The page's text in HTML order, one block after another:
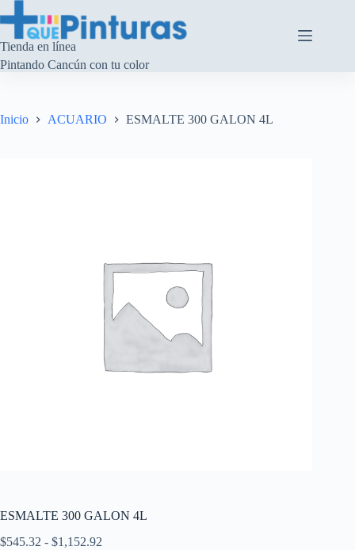
al
contenido
Tienda en línea
Pintando Cancún con tu color
Inicio ACUARIO ESMALTE 300 GALON 4L
ESMALTE 300 GALON 4L
$545.32 - $1,152.92